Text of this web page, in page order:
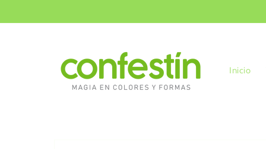
al contenido
Inicio